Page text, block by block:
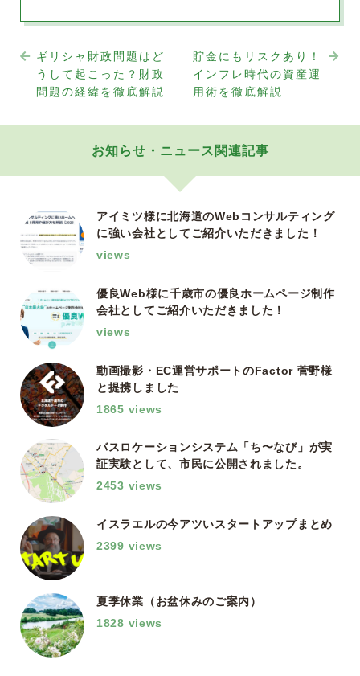
ギリシャ財政問題はど
うして起こった？財政
問題の経緯を徹底解説
貯金にもリスクあり！
インフレ時代の資産運
用術を徹底解説
お知らせ・ニュース関連記事
アイミツ様に北海道のWebコンサルティング
に強い会社としてご紹介いただきました！
views
優良Web様に千歳市の優良ホームページ制作
会社としてご紹介いただきました！
views
動画撮影・EC運営サポートのFactor 菅野様
と提携しました
1865 views
バスロケーションシステム「ち〜なび」が実
証実験として、市民に公開されました。
2453 views
イスラエルの今アツいスタートアップまとめ
2399 views
夏季休業（お盆休みのご案内）
1828 views